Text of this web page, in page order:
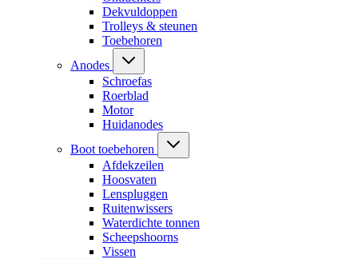
Dekvuldoppen
Trolleys & steunen
Toebehoren
Anodes
Schroefas
Roerblad
Motor
Huidanodes
Boot toebehoren
Afdekzeilen
Hoosvaten
Lenspluggen
Ruitenwissers
Waterdichte tonnen
Scheepshoorns
Vissen